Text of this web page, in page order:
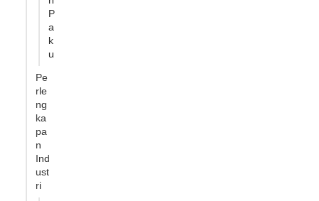
P
a
k
u
Pe
rle
ng
ka
pa
n
Ind
ust
ri